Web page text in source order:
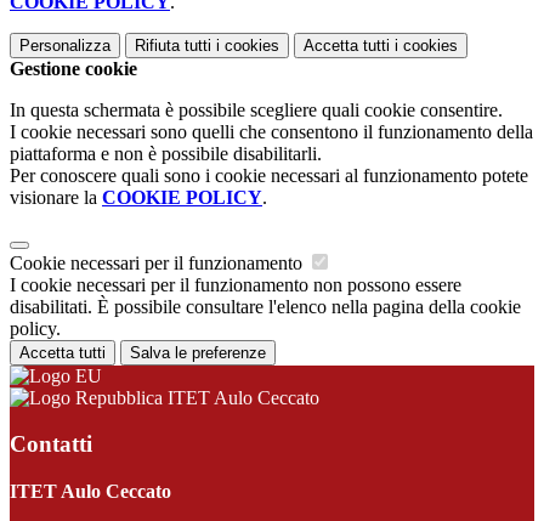
Personalizza Rifiuta tutti i cookies Accetta tutti i cookies
Gestione cookie
In questa schermata è possibile scegliere quali cookie consentire.
I cookie necessari sono quelli che consentono il funzionamento della
piattaforma e non è possibile disabilitarli.
Per conoscere quali sono i cookie necessari al funzionamento potete
visionare la COOKIE POLICY.
Cookie necessari per il funzionamento
I cookie necessari per il funzionamento non possono essere
disabilitati. È possibile consultare l'elenco nella pagina della cookie
policy.
Accetta tutti Salva le preferenze
ITET Aulo Ceccato
Contatti
ITET Aulo Ceccato